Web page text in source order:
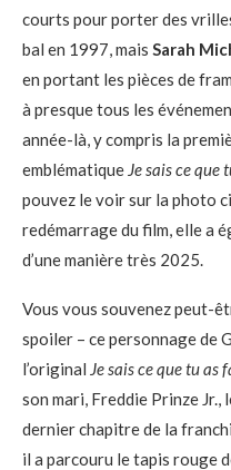
courts pour porter des
bal en 1997, mais Sarah
en portant les pièces de
à presque tous les
année-là, y compris la
emblématique Je sais ce que
pouvez le voir sur la photo
redémarrage du film, elle a
d’une manière très 2025.
Vous vous souvenez peut-
spoiler – ce personnage de
l’original Je sais ce que tu as
son mari, Freddie Prinze
dernier chapitre de la
il a parcouru le tapis rouge